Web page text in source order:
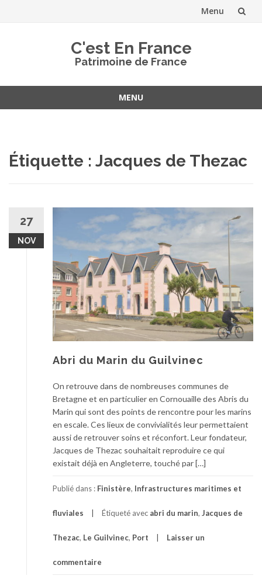
Menu
C'est En France
Patrimoine de France
MENU
Étiquette : Jacques de Thezac
27
NOV
Abri du Marin du Guilvinec
On retrouve dans de nombreuses communes de
Bretagne et en particulier en Cornouaille des Abris du
Marin qui sont des points de rencontre pour les marins
en escale. Ces lieux de convivialités leur permettaient
aussi de retrouver soins et réconfort. Leur fondateur,
Jacques de Thezac souhaitait reproduire ce qui
existait déjà en Angleterre, touché par […]
Publié dans : Finistère, Infrastructures maritimes et
fluviales Étiqueté avec abri du marin, Jacques de
Thezac, Le Guilvinec, Port Laisser un
commentaire